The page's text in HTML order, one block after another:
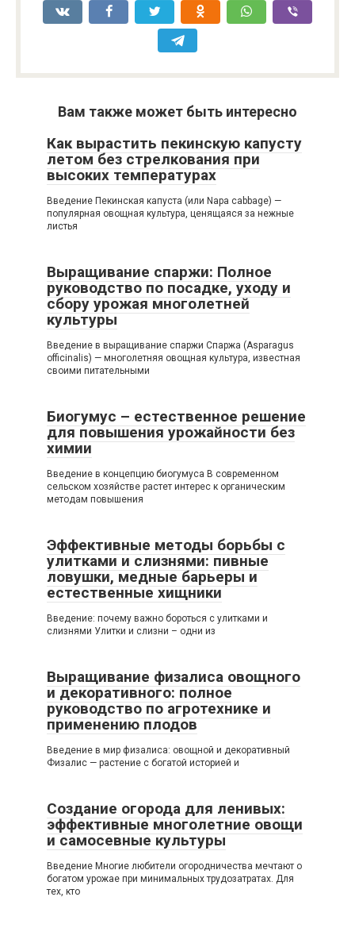
Вам также может быть интересно
Как вырастить пекинскую капусту
летом без стрелкования при
высоких температурах
Введение Пекинская капуста (или Napa cabbage) —
популярная овощная культура, ценящаяся за нежные
листья
Выращивание спаржи: Полное
руководство по посадке, уходу и
сбору урожая многолетней
культуры
Введение в выращивание спаржи Спаржа (Asparagus
officinalis) — многолетняя овощная культура, известная
своими питательными
Биогумус – естественное решение
для повышения урожайности без
химии
Введение в концепцию биогумуса В современном
сельском хозяйстве растет интерес к органическим
методам повышения
Эффективные методы борьбы с
улитками и слизнями: пивные
ловушки, медные барьеры и
естественные хищники
Введение: почему важно бороться с улитками и
слизнями Улитки и слизни – одни из
Выращивание физалиса овощного
и декоративного: полное
руководство по агротехнике и
применению плодов
Введение в мир физалиса: овощной и декоративный
Физалис — растение с богатой историей и
Создание огорода для ленивых:
эффективные многолетние овощи
и самосевные культуры
Введение Многие любители огородничества мечтают о
богатом урожае при минимальных трудозатратах. Для
тех, кто